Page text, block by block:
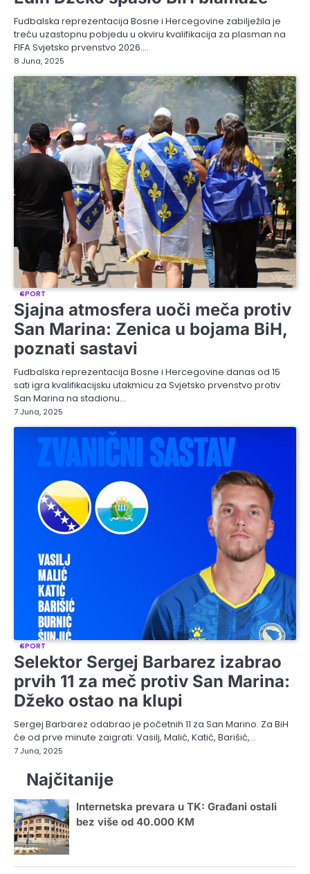
Fudbalska reprezentacija Bosne i Hercegovine zabilježila je
treću uzastopnu pobjedu u okviru kvalifikacija za plasman na
FIFA Svjetsko prvenstvo 2026.…
8 Juna, 2025
SPORT
Sjajna atmosfera uoči meča protiv
San Marina: Zenica u bojama BiH,
poznati sastavi
Fudbalska reprezentacija Bosne i Hercegovine danas od 15
sati igra kvalifikacijsku utakmicu za Svjetsko prvenstvo protiv
San Marina na stadionu…
7 Juna, 2025
SPORT
Selektor Sergej Barbarez izabrao
prvih 11 za meč protiv San Marina:
Džeko ostao na klupi
Sergej Barbarez odabrao je početnih 11 za San Marino. Za BiH
će od prve minute zaigrati: Vasilj, Malić, Katić, Barišić,…
7 Juna, 2025
Najčitanije
Internetska prevara u TK: Građani ostali
bez više od 40.000 KM